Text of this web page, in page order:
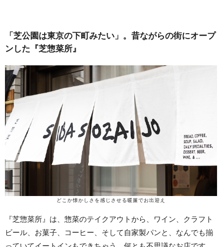
「芝公園は東京の下町みたい」。昔ながらの街にオープ
ンした『芝惣菜所』
どこか懐かしさを感じさせる暖簾でお出迎え
『芝惣菜所』は、惣菜のテイクアウトから、ワイン、クラフト
ビール、お菓子、コーヒー、そして自家製パンと、なんでも揃